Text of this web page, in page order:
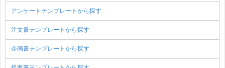
アンケートテンプレートから探す
注文書テンプレートから探す
企画書テンプレートから探す